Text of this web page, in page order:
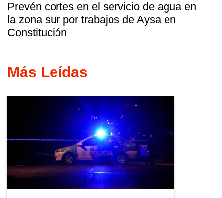
Prevén cortes en el servicio de agua en
la zona sur por trabajos de Aysa en
Constitución
Más Leídas